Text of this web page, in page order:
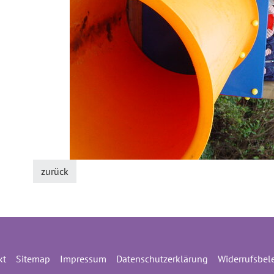
zurück
Sitemap Impressum Datenschutzerklärung